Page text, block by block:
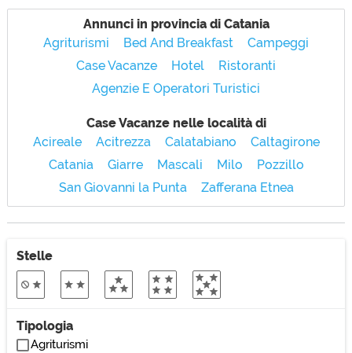
Annunci in provincia di Catania
Agriturismi
Bed And Breakfast
Campeggi
Case Vacanze
Hotel
Ristoranti
Agenzie E Operatori Turistici
Case Vacanze nelle località di
Acireale
Acitrezza Calatabiano
Caltagirone
Catania
Giarre Mascali Milo
Pozzillo
San Giovanni la Punta
Zafferana Etnea
Stelle
Tipologia
Agriturismi